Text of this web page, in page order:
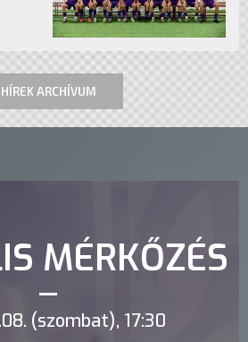
HÍREK ARCHÍVUM
MÉRKŐZÉS
(szombat), 17:30